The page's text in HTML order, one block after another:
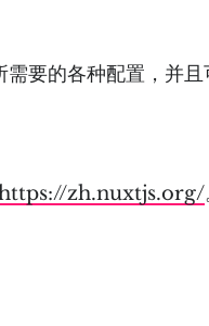
要的各种配置，并且
zh.nuxtjs.org/